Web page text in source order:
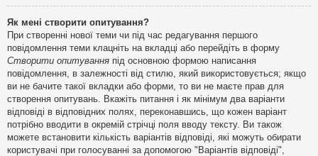
Як мені створити опитування?
При створенні нової теми чи під час редагування першого
повідомлення теми клацніть на вкладці або перейдіть в форму
Створити опитування під основною формою написання
повідомлення, в залежності від стилю, який використовується; якщо
ви не бачите такої вкладки або форми, то ви не маєте прав для
створення опитувань. Вкажіть питання і як мінімум два варіанти
відповіді в відповідних полях, переконавшись, що кожен варіант
потрібно вводити в окремій стрічці поля вводу тексту. Ви також
можете встановити кількість варіантів відповіді, які можуть обирати
користувачі при голосуванні за допомогою "Варіантів відповіді",